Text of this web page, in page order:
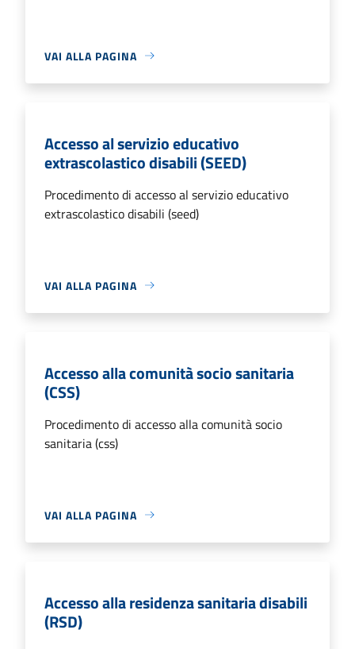
VAI ALLA PAGINA
Accesso al servizio educativo
extrascolastico disabili (SEED)
Procedimento di accesso al servizio educativo
extrascolastico disabili (seed)
VAI ALLA PAGINA
Accesso alla comunità socio sanitaria
(CSS)
Procedimento di accesso alla comunità socio
sanitaria (css)
VAI ALLA PAGINA
Accesso alla residenza sanitaria disabili
(RSD)